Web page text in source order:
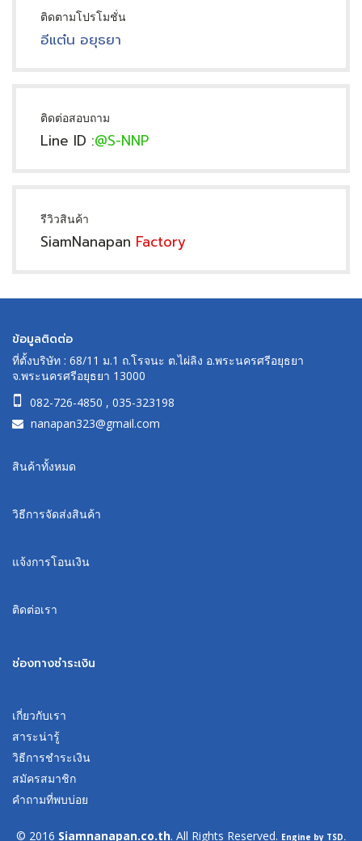
ติดตามโปรโมชั่น
อีแต๋น อยุธยา
ติดต่อสอบถาม
Line ID :@S-NNP
รีวิวสินค้า
SiamNanapan Factory
ข้อมูลติดต่อ
ที่ตั้งบริษัท : 68/11 ม.1 ถ.โรจนะ ต.ไผ่ลิง อ.พระนครศรีอยุธยา
จ.พระนครศรีอยุธยา 13000
082-726-4850 , 035-323198
nanapan323@gmail.com
สินค้าทั้งหมด
วิธีการจัดส่งสินค้า
แจ้งการโอนเงิน
ติดต่อเรา
ช่องทางชำระเงิน
เกี่ยวกับเรา
สาระน่ารู้
วิธีการชำระเงิน
สมัครสมาชิก
คำถามที่พบบ่อย
© 2016 Siamnanapan.co.th. All Rights Reserved. Engine by TSD.